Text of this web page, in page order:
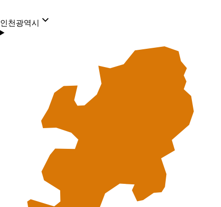
인천광역시